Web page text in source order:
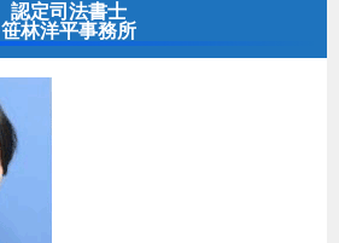
認定司法書士
笹林洋平事務所